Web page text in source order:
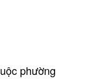
phường